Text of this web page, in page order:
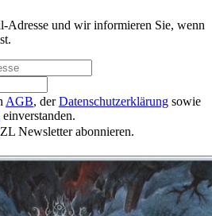
Adresse und wir informieren Sie, wenn
AGB, derDatenschutzerklärung sowie
einverstanden.
Newsletter abonnieren.